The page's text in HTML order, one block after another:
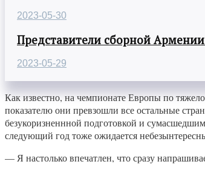
2023-05-30
Представители сборной
2023-05-29
Как известно, на чемпионате Европы по
показателю они превзошли все остальные
безукоризненнной подготовкой и
следующий год тоже ожидается
— Я настолько впечатлен, что сразу